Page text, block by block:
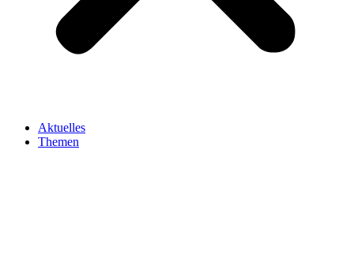
Aktuelles
Themen